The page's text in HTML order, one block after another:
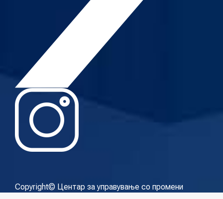
Copyright© Центар за управување со промени